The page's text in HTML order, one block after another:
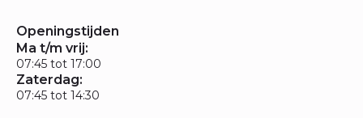
Openingstijden
Ma t/m vrij:
07:45 tot 17:00
Zaterdag:
07:45 tot 14:30